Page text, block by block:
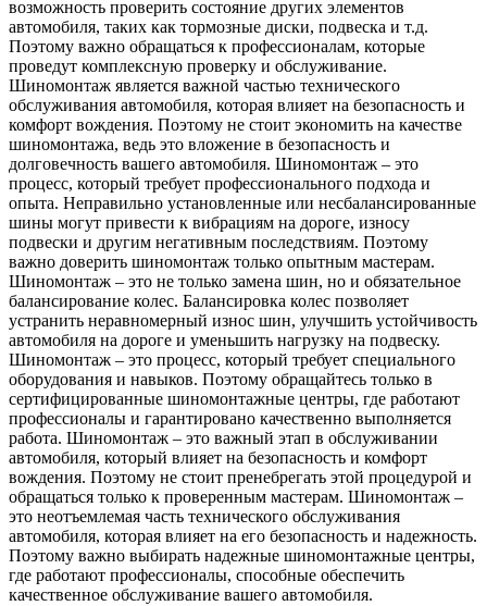
возможность проверить состояние других элементов
автомобиля, таких как тормозные диски, подвеска и т.д.
Поэтому важно обращаться к профессионалам, которые
проведут комплексную проверку и обслуживание.
Шиномонтаж является важной частью технического
обслуживания автомобиля, которая влияет на безопасность и
комфорт вождения. Поэтому не стоит экономить на качестве
шиномонтажа, ведь это вложение в безопасность и
долговечность вашего автомобиля. Шиномонтаж – это
процесс, который требует профессионального подхода и
опыта. Неправильно установленные или несбалансированные
шины могут привести к вибрациям на дороге, износу
подвески и другим негативным последствиям. Поэтому
важно доверить шиномонтаж только опытным мастерам.
Шиномонтаж – это не только замена шин, но и обязательное
балансирование колес. Балансировка колес позволяет
устранить неравномерный износ шин, улучшить устойчивость
автомобиля на дороге и уменьшить нагрузку на подвеску.
Шиномонтаж – это процесс, который требует специального
оборудования и навыков. Поэтому обращайтесь только в
сертифицированные шиномонтажные центры, где работают
профессионалы и гарантировано качественно выполняется
работа. Шиномонтаж – это важный этап в обслуживании
автомобиля, который влияет на безопасность и комфорт
вождения. Поэтому не стоит пренебрегать этой процедурой и
обращаться только к проверенным мастерам. Шиномонтаж –
это неотъемлемая часть технического обслуживания
автомобиля, которая влияет на его безопасность и надежность.
Поэтому важно выбирать надежные шиномонтажные центры,
где работают профессионалы, способные обеспечить
качественное обслуживание вашего автомобиля.